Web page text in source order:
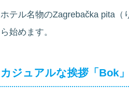
ホテル名物のZagrebačka pita（
ら始めます。
カジュアルな挨拶「Bok」